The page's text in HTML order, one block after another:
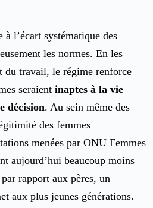
l’écart systématique des
les normes. En les
du travail, le régime renforce
seraient inaptes à la vie
décision. Au sein même des
des femmes
menées par ONU Femmes
aujourd’hui beaucoup moins
rapport aux pères, un
aux plus jeunes générations.